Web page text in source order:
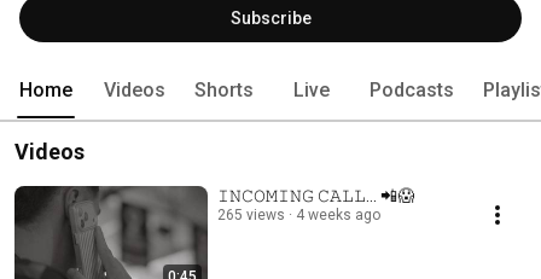
Subscribe
Home Videos Shorts Live Podcasts
Videos
𝙸𝙽𝙲𝙾𝙼𝙸𝙽𝙶 𝙲𝙰𝙻𝙻… 📲😱
265 views 4 weeks ago